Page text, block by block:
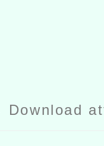
Download